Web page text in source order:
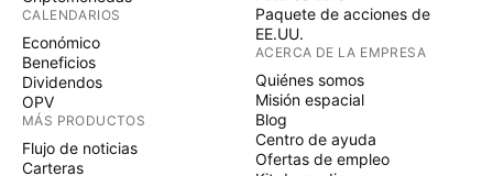
CALENDARIOS
Económico
Beneficios
Dividendos
OPV
MÁS PRODUCTOS
Flujo de noticias
Carteras
Paquete de acciones de
EE.UU.
ACERCA DE LA EMPRESA
Quiénes somos
Misión espacial
Blog
Centro de ayuda
Ofertas de empleo